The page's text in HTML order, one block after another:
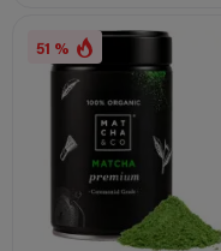
51 %